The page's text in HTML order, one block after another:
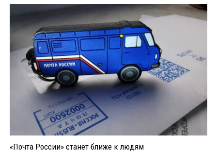
«Почта России» станет ближе к людям